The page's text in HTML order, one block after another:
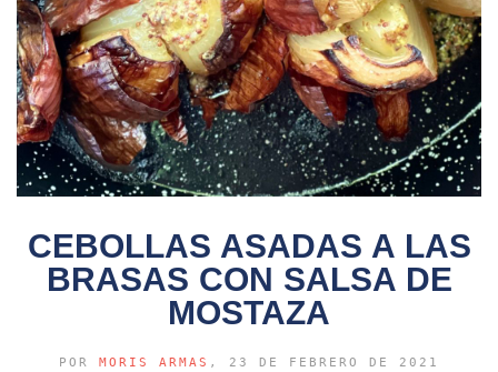
CEBOLLAS ASADAS A LAS
BRASAS CON SALSA DE
MOSTAZA
POR MORIS ARMAS , 23 DE FEBRERO DE 2021